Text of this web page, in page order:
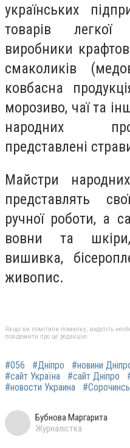
українських
товарів легкої
виробники
смаколиків
ковбасна
морозиво, чаї та
народних
представлені
Майстри
представлять
ручної роботи, а
вовни та
вишивка,
живопис.
Якщо ви помітили помилку, виділіть
повідомити про це редакцію
#056 #Дніпро #новини
#сайт Україна
#сайт Дніпро
#новости Украина
Бубнова Маргарита
Журналістка